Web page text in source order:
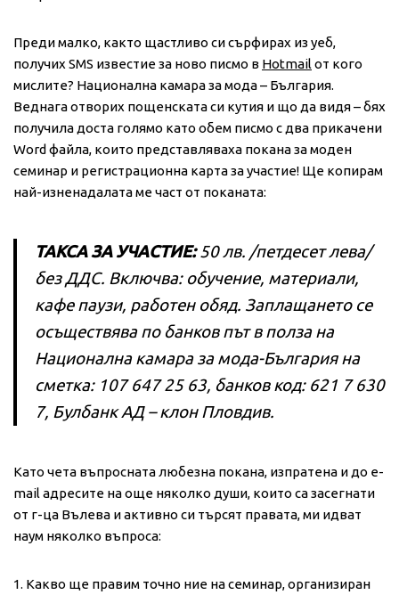
Преди малко, както щастливо си сърфирах из уеб,
получих SMS известие за ново писмо в Hotmail от кого
мислите? Национална камара за мода – България.
Веднага отворих пощенската си кутия и що да видя – бях
получила доста голямо като обем писмо с два прикачени
Word файла, които представляваха покана за моден
семинар и регистрационна карта за участие! Ще копирам
най-изненадалата ме част от поканата:
ТАКСА ЗА УЧАСТИЕ:50 лв. /петдесет лева/
без ДДС. Включва: обучение, материали,
кафе паузи, работен обяд. Заплащането се
осъществява по банков път в полза на
Национална камара за мода-България на
сметка: 107 647 25 63, банков код: 621 7 630
7, Булбанк АД – клон Пловдив.
Като чета въпросната любезна покана, изпратена и до e-
mail адресите на още няколко души, които са засегнати
от г-ца Вълева и активно си търсят правата, ми идват
наум няколко въпроса:
1. Какво ще правим точно ние на семинар, организиран